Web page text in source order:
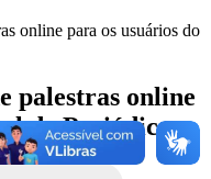
online para os usuários do
palestras online
de Periódicos